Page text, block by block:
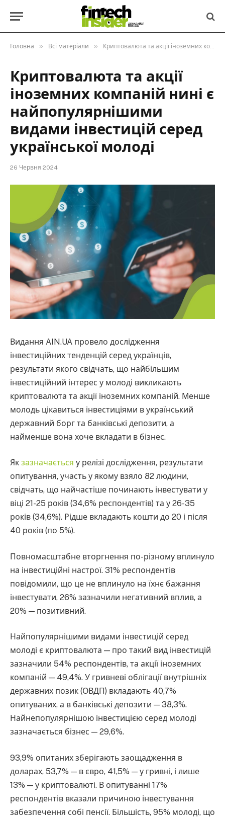
Головна » Всі матеріали » Криптовалюта та акції іноземних компаній нині є найпопулярнішими видами інвестицій серед української молоді
Криптовалюта та акції
іноземних компаній нині є
найпопулярнішими
видами інвестицій серед
української молоді
26 Червня 2024
Видання AIN.UA провело дослідження
інвестиційних тенденцій серед українців,
результати якого свідчать, що найбільшим
інвестиційний інтерес у молоді викликають
криптовалюта та акції іноземних компаній. Менше
молодь цікавиться інвестиціями в український
державний борг та банківські депозити, а
найменше вона хоче вкладати в бізнес.
Як зазначається у релізі дослідження, результати
опитування, участь у якому взяло 82 людини,
свідчать, що найчастіше починають інвестувати у
віці 21-25 років (34,6% респондентів) та у 26-35
років (34,6%). Рідше вкладають кошти до 20 і після
40 років (по 5%).
Повномасштабне вторгнення по-різному вплинуло
на інвестиційні настрої. 31% респондентів
повідомили, що це не вплинуло на їхнє бажання
інвестувати, 26% зазначили негативний вплив, а
20% — позитивний.
Найпопулярнішими видами інвестицій серед
молоді є криптовалюта — про такий вид інвестицій
зазначили 54% респондентів, та акції іноземних
компаній — 49,4%. У гривневі облігації внутрішніх
державних позик (ОВДП) вкладають 40,7%
опитуваних, а в банківські депозити — 38,3%.
Найнепопулярнішою інвестицією серед молоді
зазначається бізнес — 29,6%.
93,9% опитаних зберігають заощадження в
доларах, 53,7% — в євро, 41,5% — у гривні, і лише
13% — у криптовалюті. В опитуванні 17%
респондентів вказали причиною інвестування
забезпечення собі пенсії. Більшість, 95% молоді, що